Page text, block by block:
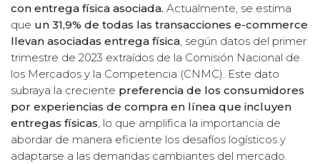
con entrega física asociada. Actualmente, se estima
que un 31,9% de todas las transacciones e-commerce
llevan asociadas entrega física, según datos del primer
trimestre de 2023 extraídos de la Comisión Nacional de
los Mercados y la Competencia (CNMC). Este dato
subraya la creciente preferencia de los consumidores
por experiencias de compra en línea que incluyen
entregas físicas, lo que amplifica la importancia de
abordar de manera eficiente los desafíos logísticos y
adaptarse a las demandas cambiantes del mercado.